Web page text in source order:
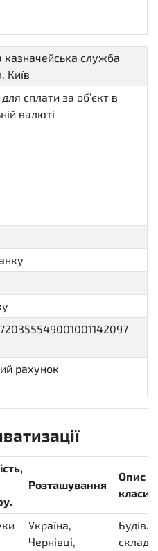
служба
Київ
сплати за об’єкт в
валюті
рахунок
Розташування
Опис
Україна,
Чернівці,
Будівля
складу,